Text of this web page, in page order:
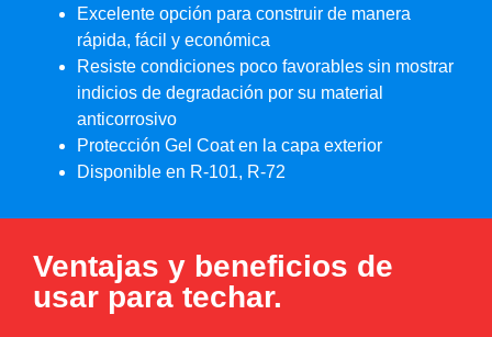
Excelente opción para construir de manera
rápida, fácil y económica
Resiste condiciones poco favorables sin mostrar
indicios de degradación por su material
anticorrosivo
Protección Gel Coat en la capa exterior
Disponible en R-101, R-72
Ventajas y beneficios de
usar para techar.